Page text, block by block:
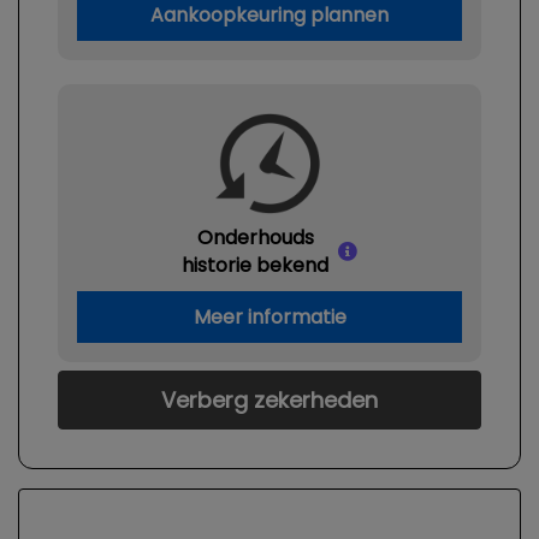
Aankoopkeuring plannen
Onderhouds
historie bekend
Meer informatie
Verberg zekerheden